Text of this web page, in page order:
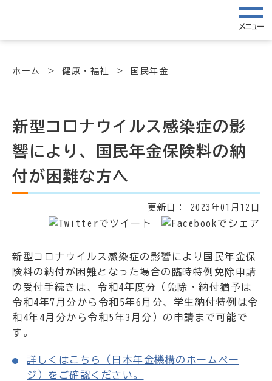
メニュー
ホーム 健康・福祉 国民年金
新型コロナウイルス感染症の影
響により、国民年金保険料の納
付が困難な方へ
更新日： 2023年01月12日
新型コロナウイルス感染症の影響により国民年金保
険料の納付が困難となった場合の臨時特例免除申請
の受付手続きは、令和4年度分（免除・納付猶予は
令和4年7月分から令和5年6月分、学生納付特例は令
和4年4月分から令和5年3月分）の申請まで可能で
す。
詳しくはこちら（日本年金機構のホームペー
ジ）をご確認ください。